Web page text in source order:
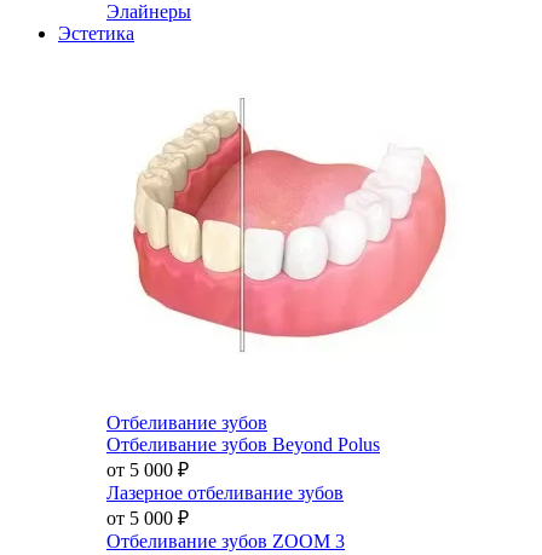
Элайнеры
Эстетика
Отбеливание зубов
Отбеливание зубов Beyond Polus
от 5 000 ₽
Лазерное отбеливание зубов
от 5 000 ₽
Отбеливание зубов ZOOM 3